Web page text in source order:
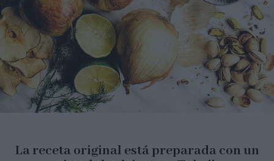
La receta original está preparada con un